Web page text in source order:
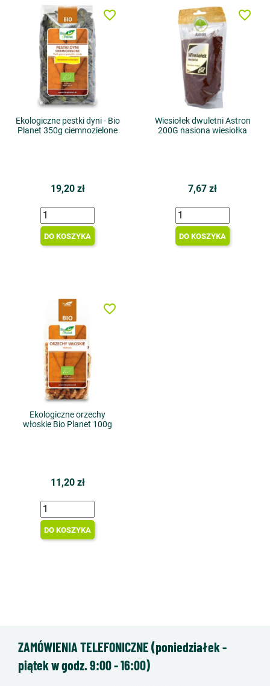
Ekologiczne pestki dyni - Bio
Planet 350g ciemnozielone
19,20 zł
DO KOSZYKA
favorite_border
Wiesiołek dwuletni Astron
200G nasiona wiesiołka
7,67 zł
DO KOSZYKA
favorite_border
Ekologiczne orzechy
włoskie Bio Planet 100g
11,20 zł
DO KOSZYKA
favorite_border
ZAMÓWIENIA TELEFONICZNE (poniedziałek -
piątek w godz. 9:00 - 16:00)